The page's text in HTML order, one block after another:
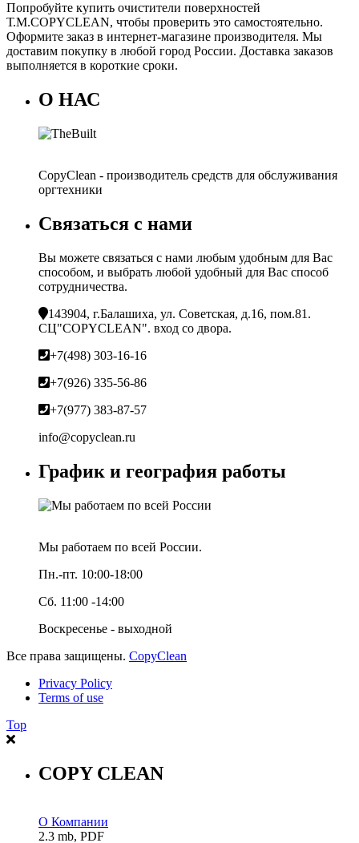
Попробуйте купить очистители поверхностей
Т.М.COPYCLEAN, чтобы проверить это самостоятельно.
Оформите заказ в интернет-магазине производителя. Мы
доставим покупку в любой город России. Доставка заказов
выполняется в короткие сроки.
О НАС
CopyClean - производитель средств для обслуживания
оргтехники
Связаться с нами
Вы можете связаться с нами любым удобным для Вас
способом, и выбрать любой удобный для Вас способ
сотрудничества.
143904, г.Балашиха, ул. Советская, д.16, пом.81.
СЦ"COPYCLEAN". вход со двора.
+7(498) 303-16-16
+7(926) 335-56-86
+7(977) 383-87-57
info@copyclean.ru
График и география работы
Мы работаем по всей России.
Пн.-пт. 10:00-18:00
Сб. 11:00 -14:00
Воскресенье - выходной
Все права защищены. CopyClean
Privacy Policy
Terms of use
Top
COPY CLEAN
О Компании
2.3 mb, PDF